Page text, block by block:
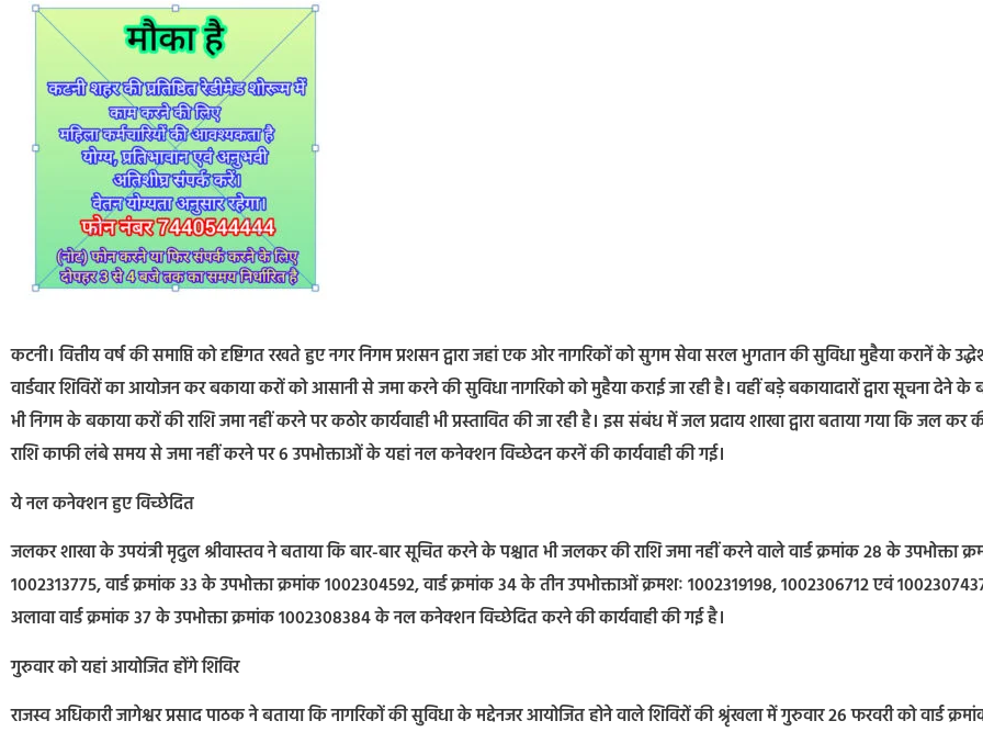
कटनी। वित्तीय वर्ष की समाप्ति को दृष्टिगत रखते हुए नगर निगम प्रशसन द्वारा जहां एक ओर नागरिकों को सुगम सेवा सरल भुगतान की सुविधा मुहैया करानें के
वार्डवार शिविरों का आयोजन कर बकाया करों को आसानी से जमा करने की सुविधा नागरिको को मुहैया कराई जा रही है। वहीं बड़े बकायादारों द्वारा सूचना देने के
भी निगम के बकाया करों की राशि जमा नहीं करने पर कठोर कार्यवाही भी प्रस्तावित की जा रही है। इस संबंध में जल प्रदाय शाखा द्वारा बताया गया कि जल कर
राशि काफी लंबे समय से जमा नहीं करने पर 6 उपभोक्ताओं के यहां नल कनेक्शन विच्छेदन करनें की कार्यवाही की गई।
ये नल कनेक्शन हुए विच्छेदित
जलकर शाखा के उपयंत्री मृदुल श्रीवास्तव ने बताया कि बार-बार सूचित करने के पश्चात भी जलकर की राशि जमा नहीं करने वाले वार्ड क्रमांक 28 के उपभोक्ता
1002313775, वार्ड क्रमांक 33 के उपभोक्ता क्रमांक 1002304592, वार्ड क्रमांक 34 के तीन उपभोक्ताओं क्रमशः 1002319198, 1002306712 एवं
अलावा वार्ड क्रमांक 37 के उपभोक्ता क्रमांक 1002308384 के नल कनेक्शन विच्छेदित करने की कार्यवाही की गई है।
गुरुवार को यहां आयोजित होंगे शिविर
राजस्व अधिकारी जागेश्वर प्रसाद पाठक ने बताया कि नागरिकों की सुविधा के मद्देनजर आयोजित होने वाले शिविरों की श्रृंखला में गुरुवार 26 फरवरी को वार्ड